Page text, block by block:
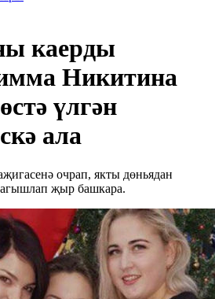
каерды
Никитина
үлгән
ала
очрап, якты дөньядан
җыр башкара.